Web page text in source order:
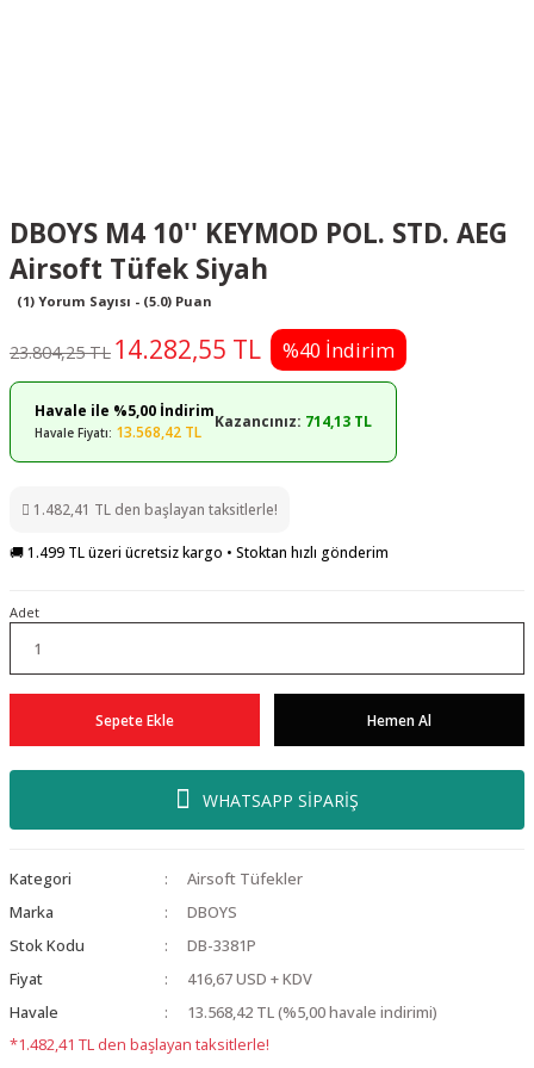
DBOYS M4 10'' KEYMOD POL. STD. AEG
Airsoft Tüfek Siyah
(1) Yorum Sayısı - (5.0) Puan
23.804,25 TL 14.282,55 TL %40 İndirim
Havale ile %5,00 İndirim
Havale Fiyatı: 13.568,42 TL
Kazancınız: 714,13 TL
1.482,41 TL den başlayan taksitlerle!
🚚 1.499 TL üzeri ücretsiz kargo • Stoktan hızlı gönderim
Adet
Sepete Ekle Hemen Al
WHATSAPP SİPARİŞ
Kategori
Airsoft Tüfekler
Marka
DBOYS
Stok Kodu
DB-3381P
Fiyat
416,67 USD + KDV
Havale
13.568,42 TL (%5,00 havale indirimi)
*1.482,41 TL den başlayan taksitlerle!